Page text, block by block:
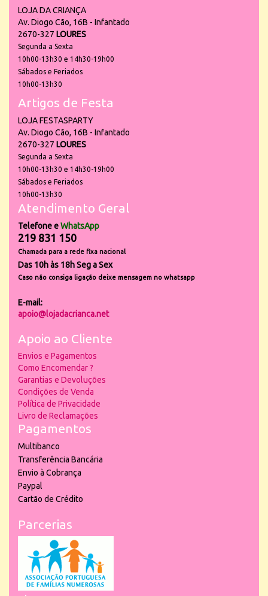
LOJA DA CRIANÇA
Av. Diogo Cão, 16B - Infantado
2670-327 LOURES
Segunda a Sexta
10h00-13h30 e 14h30-19h00
Sábados e Feriados
10h00-13h30
Artigos de Festa
LOJA FESTASPARTY
Av. Diogo Cão, 16B - Infantado
2670-327 LOURES
Segunda a Sexta
10h00-13h30 e 14h30-19h00
Sábados e Feriados
10h00-13h30
Atendimento Geral
Telefone eWhatsApp
219 831 150
Chamada para a rede fixa nacional
Das 10h às 18h Seg a Sex
Caso não consiga ligação deixe mensagem no whatsapp
E-mail:
apoio@lojadacrianca.net
Apoio ao Cliente
Envios e Pagamentos
Como Encomendar ?
Garantias e Devoluções
Condições de Venda
Política de Privacidade
Livro de Reclamações
Pagamentos
Multibanco
Transferência Bancária
Envio à Cobrança
Paypal
Cartão de Crédito
Parcerias